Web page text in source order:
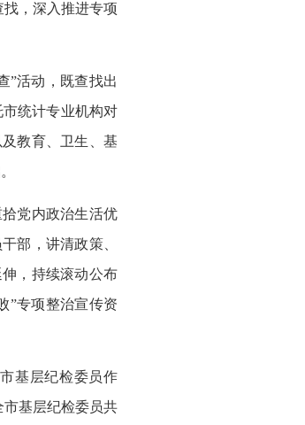
找，深入推进专项
”活动，既查找出
统计专业机构对
教育、卫生、基
党内政治生活优
部，讲清政策、
，持续滚动公布
”专项整治宣传资
基层纪检委员作
市基层纪检委员共